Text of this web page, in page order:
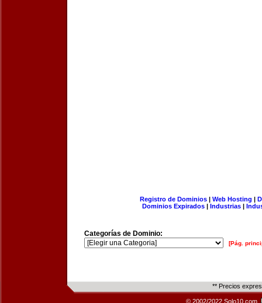
Registro de Dominios| Web Hosting |
Dominios Expirados | Industrias |
Categorías de Dominio:
[Pág.
** Precios
© 2002/2022 Solo10.com